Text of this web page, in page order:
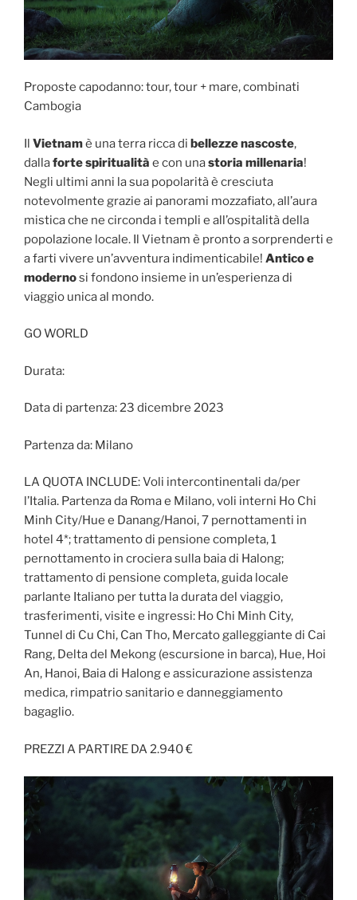
Proposte capodanno: tour, tour + mare, combinati
Cambogia
Il Vietnamè una terra ricca di bellezze nascoste,
dallaforte spiritualità e con unastoria millenaria!
Negli ultimi anni la sua popolarità è cresciuta
notevolmente grazie ai panorami mozzafiato, all’aura
mistica che ne circonda i templi e all’ospitalità della
popolazione locale. Il Vietnam è pronto a sorprenderti e
a farti vivere un’avventura indimenticabile! Antico e
modernosi fondono insieme in un’esperienza di
viaggio unica al mondo.
GO WORLD
Durata:
Data di partenza: 23 dicembre 2023
Partenza da: Milano
LA QUOTA INCLUDE: Voli intercontinentali da/per
l’Italia. Partenza da Roma e Milano, voli interni Ho Chi
Minh City/Hue e Danang/Hanoi, 7 pernottamenti in
hotel 4*; trattamento di pensione completa, 1
pernottamento in crociera sulla baia di Halong;
trattamento di pensione completa, guida locale
parlante Italiano per tutta la durata del viaggio,
trasferimenti, visite e ingressi: Ho Chi Minh City,
Tunnel di Cu Chi, Can Tho, Mercato galleggiante di Cai
Rang, Delta del Mekong (escursione in barca), Hue, Hoi
An, Hanoi, Baia di Halong e assicurazione assistenza
medica, rimpatrio sanitario e danneggiamento
bagaglio.
PREZZI A PARTIRE DA 2.940 €